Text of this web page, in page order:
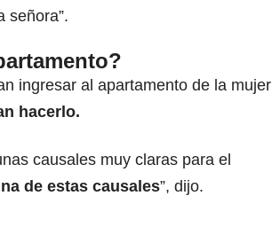
señora”.
ingresar al apartamento de la mujer
hacerlo.
causales muy claras para el
de estas causales”, dijo.